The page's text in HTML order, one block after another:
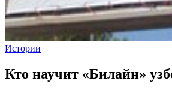
Истории
Кто научит «Билайн»